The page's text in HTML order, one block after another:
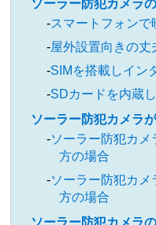
ソーラー防犯カメラ
スマートフォンで
屋外設置向きの丈
SIMを搭載しイン
SDカードを内蔵
ソーラー防犯カメラ
ソーラー防犯カ
方の場合
ソーラー防犯カ
方の場合
ソーラー防犯カメラ